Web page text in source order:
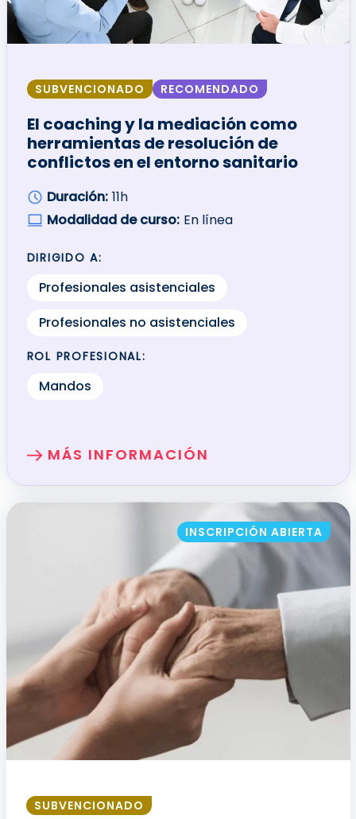
SUBVENCIONADO RECOMENDADO
El coaching y la mediación como
herramientas de resolución de
conflictos en el entorno sanitario
Duración: 11h
Modalidad de curso: En línea
DIRIGIDO A:
Profesionales asistenciales
Profesionales no asistenciales
ROL PROFESIONAL:
Mandos
MÁS INFORMACIÓN
SOBRE: EL COACHING Y LA
SUBVENCIONADO
INSCRIPCIÓN ABIERTA